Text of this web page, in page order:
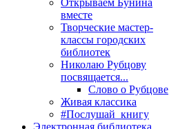
Открываем Бунина
вместе
Творческие мастер-
классы городских
библиотек
Николаю Рубцову
посвящается...
Слово о Рубцове
Живая классика
#Послушай_книгу
Электронная библиотека